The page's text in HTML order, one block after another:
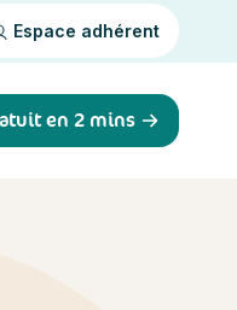
Espace adhérent
en 2 mins